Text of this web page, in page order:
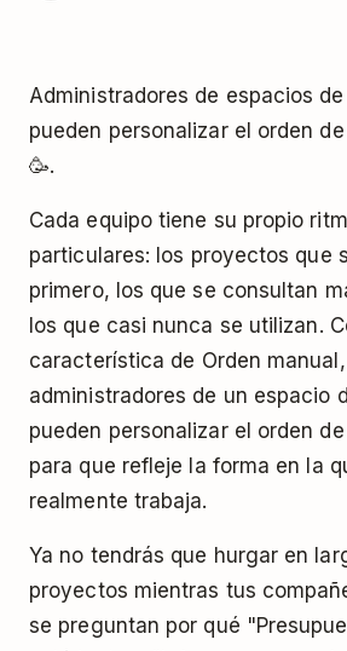
Administradores de espacios
pueden personalizar el orden
🥳.
Cada equipo tiene su propio
particulares: los proyectos que
primero, los que se consultan
los que casi nunca se utilizan.
característica de Orden
administradores de un espacio
pueden personalizar el orden
para que refleje la forma en la
realmente trabaja.
Ya no tendrás que hurgar en
proyectos mientras tus
se preguntan por qué